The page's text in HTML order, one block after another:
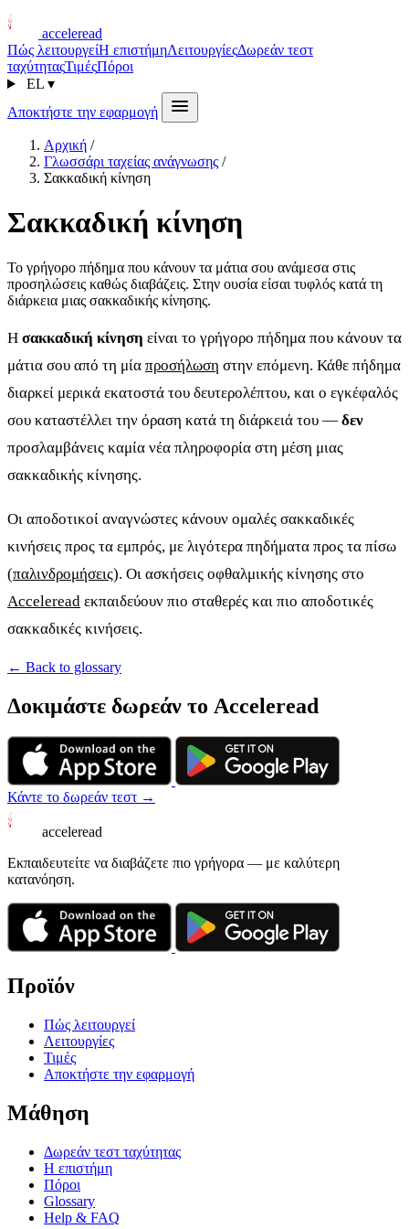
acceleread
Πώς λειτουργείΗ επιστήμηΛειτουργίεςΔωρεάν τεστ
ταχύτηταςΤιμέςΠόροι
EL ▾
Αποκτήστε την εφαρμογή
Αρχική /
Γλωσσάρι ταχείας ανάγνωσης /
Σακκαδική κίνηση
Σακκαδική κίνηση
Το γρήγορο πήδημα που κάνουν τα μάτια σου ανάμεσα στις
προσηλώσεις καθώς διαβάζεις. Στην ουσία είσαι τυφλός κατά τη
διάρκεια μιας σακκαδικής κίνησης.
Η σακκαδική κίνηση είναι το γρήγορο πήδημα που κάνουν τα
μάτια σου από τη μία προσήλωση στην επόμενη. Κάθε πήδημα
διαρκεί μερικά εκατοστά του δευτερολέπτου, και ο εγκέφαλός
σου καταστέλλει την όραση κατά τη διάρκειά του — δεν
προσλαμβάνεις καμία νέα πληροφορία στη μέση μιας
σακκαδικής κίνησης.
Οι αποδοτικοί αναγνώστες κάνουν ομαλές σακκαδικές
κινήσεις προς τα εμπρός, με λιγότερα πηδήματα προς τα πίσω
(παλινδρομήσεις). Οι ασκήσεις οφθαλμικής κίνησης στο
Acceleread εκπαιδεύουν πιο σταθερές και πιο αποδοτικές
σακκαδικές κινήσεις.
← Back to glossary
Δοκιμάστε δωρεάν το Acceleread
Κάντε το δωρεάν τεστ →
acceleread
Εκπαιδευτείτε να διαβάζετε πιο γρήγορα — με καλύτερη
κατανόηση.
Προϊόν
Πώς λειτουργεί
Λειτουργίες
Τιμές
Αποκτήστε την εφαρμογή
Μάθηση
Δωρεάν τεστ ταχύτητας
Η επιστήμη
Πόροι
Glossary
Help & FAQ